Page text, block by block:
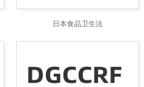
日本食品卫生法